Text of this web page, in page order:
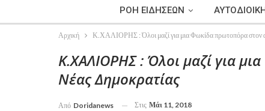
ΡΟΗ ΕΙΔΗΣΕΩΝ
Αρχική Κ.ΧΑΛΙΟΡΗΣ : Όλοι μαζί για μια Φωκίδα πρωτοπόρα στον
Κ.ΧΑΛΙΟΡΗΣ : Όλοι μαζί για
Νέας Δημοκρατίας
Από Doridanews Στις Μάι 11, 2018